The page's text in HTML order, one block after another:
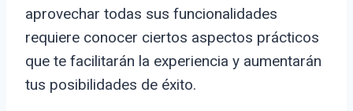
aprovechar todas sus funcionalidades
requiere conocer ciertos aspectos prácticos
que te facilitarán la experiencia y aumentarán
tus posibilidades de éxito.